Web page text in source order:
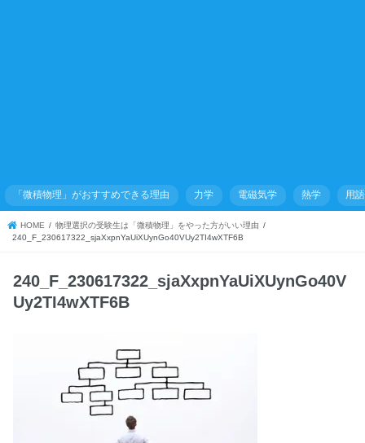
「微積物理」がおすすめできる理由 力学 電磁気学 熱学 用
HOME
物理選択の受験生は「微積物理」をやった方がいい理由
240_F_230617322_sjaXxpnYaUiXUynGo40VUy2TI4wXTF6B
240_F_230617322_sjaXxpnYaUiXUynGo40V
Uy2TI4wXTF6B